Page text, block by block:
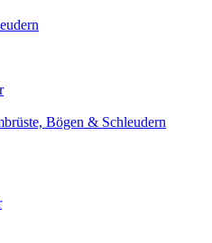
Bögen & Schleudern